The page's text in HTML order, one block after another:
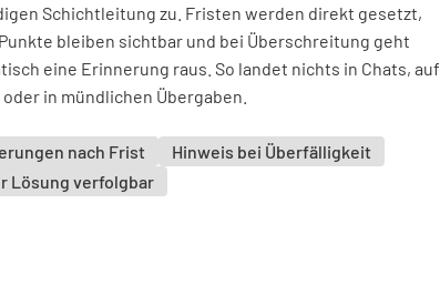
Schichtleitung zu. Fristen werden direkt gesetzt,
bleiben sichtbar und bei Überschreitung geht
eine Erinnerung raus. So landet nichts in Chats, auf
in mündlichen Übergaben.
nach Frist
Hinweis bei Überfälligkeit
Lösung verfolgbar